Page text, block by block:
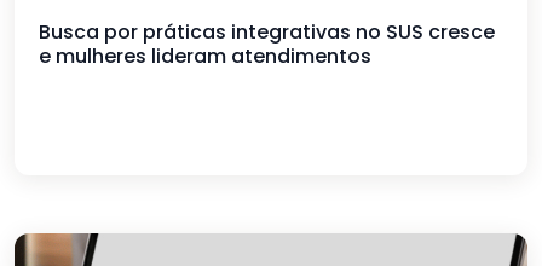
Busca por práticas integrativas no SUS cresce
e mulheres lideram atendimentos